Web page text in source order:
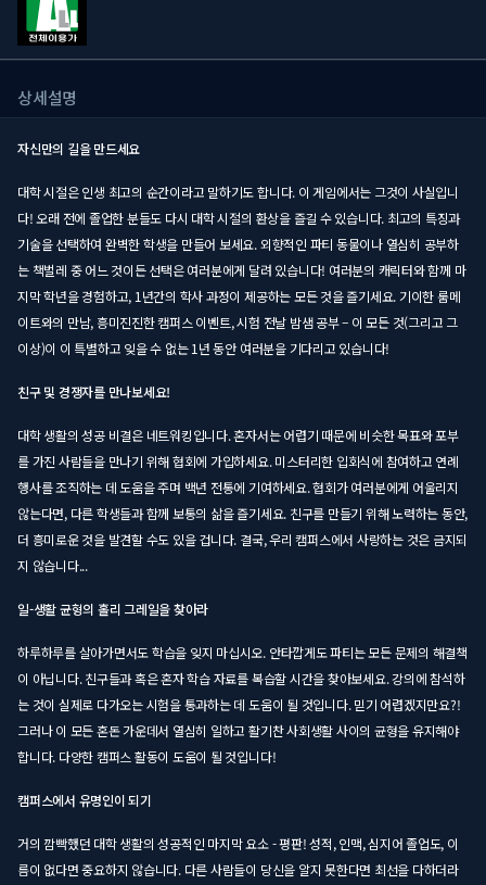
상세설명
자신만의 길을 만드세요
대학 시절은 인생 최고의 순간이라고 말하기도 합니다. 이 게임에서는 그것이 사실입니
다! 오래 전에 졸업한 분들도 다시 대학 시절의 환상을 즐길 수 있습니다. 최고의 특징과
기술을 선택하여 완벽한 학생을 만들어 보세요. 외향적인 파티 동물이나 열심히 공부하
는 책벌레 중 어느 것이든 선택은 여러분에게 달려 있습니다! 여러분의 캐릭터와 함께 마
지막 학년을 경험하고, 1년간의 학사 과정이 제공하는 모든 것을 즐기세요. 기이한 룸메
이트와의 만남, 흥미진진한 캠퍼스 이벤트, 시험 전날 밤샘 공부 – 이 모든 것(그리고 그
이상)이 이 특별하고 잊을 수 없는 1년 동안 여러분을 기다리고 있습니다!
친구 및 경쟁자를 만나보세요!
대학 생활의 성공 비결은 네트워킹입니다. 혼자서는 어렵기 때문에 비슷한 목표와 포부
를 가진 사람들을 만나기 위해 협회에 가입하세요. 미스터리한 입회식에 참여하고 연례
행사를 조직하는 데 도움을 주며 백년 전통에 기여하세요. 협회가 여러분에게 어울리지
않는다면, 다른 학생들과 함께 보통의 삶을 즐기세요. 친구를 만들기 위해 노력하는 동안,
더 흥미로운 것을 발견할 수도 있을 겁니다. 결국, 우리 캠퍼스에서 사랑하는 것은 금지되
지 않습니다...
일-생활 균형의 홀리 그레일을 찾아라
하루하루를 살아가면서도 학습을 잊지 마십시오. 안타깝게도 파티는 모든 문제의 해결책
이 아닙니다. 친구들과 혹은 혼자 학습 자료를 복습할 시간을 찾아보세요. 강의에 참석하
는 것이 실제로 다가오는 시험을 통과하는 데 도움이 될 것입니다. 믿기 어렵겠지만요?!
그러나 이 모든 혼돈 가운데서 열심히 일하고 활기찬 사회생활 사이의 균형을 유지해야
합니다. 다양한 캠퍼스 활동이 도움이 될 것입니다!
캠퍼스에서 유명인이 되기
거의 깜빡했던 대학 생활의 성공적인 마지막 요소 - 평판! 성적, 인맥, 심지어 졸업도, 이
름이 없다면 중요하지 않습니다. 다른 사람들이 당신을 알지 못한다면 최선을 다하더라